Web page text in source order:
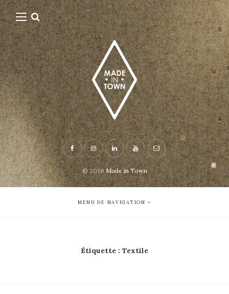
© 2026Made in Town
MENU DE NAVIGATION
Étiquette : Textile